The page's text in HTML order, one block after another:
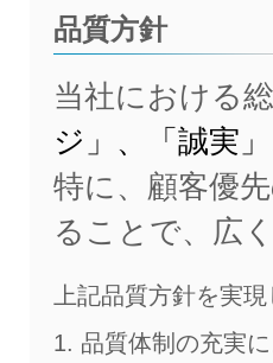
品質方針
当社における
ジ」、「誠実」
特に、顧客優
ることで、広
上記品質方針を実
品質体制の充実